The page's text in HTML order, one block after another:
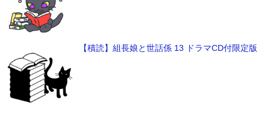
【積読】組長娘と世話係 13 ドラマCD付限定版